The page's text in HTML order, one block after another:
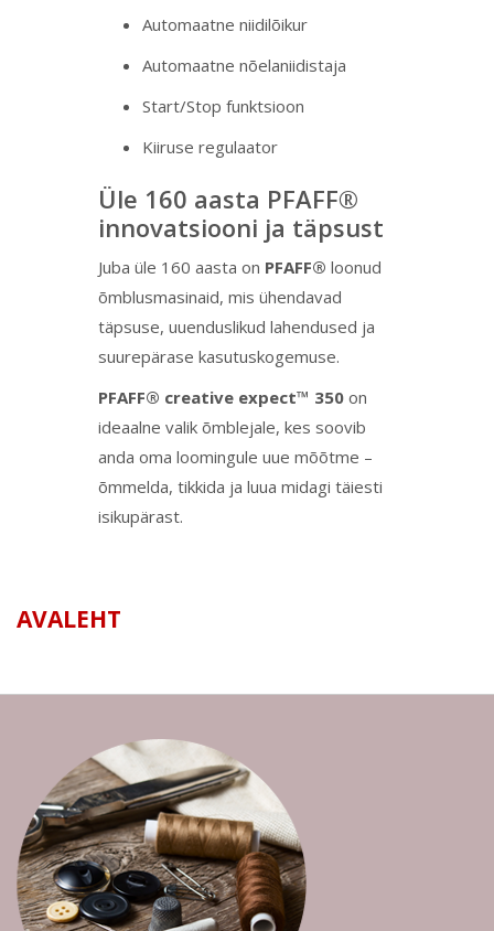
Automaatne niidilõikur
Automaatne nõelaniidistaja
Start/Stop funktsioon
Kiiruse regulaator
Üle 160 aasta PFAFF®
innovatsiooni ja täpsust
Juba üle 160 aasta on PFAFF® loonud
õmblusmasinaid, mis ühendavad
täpsuse, uuenduslikud lahendused ja
suurepärase kasutuskogemuse.
PFAFF® creative expect™ 350 on
ideaalne valik õmblejale, kes soovib
anda oma loomingule uue mõõtme –
õmmelda, tikkida ja luua midagi täiesti
isikupärast.
AVALEHT